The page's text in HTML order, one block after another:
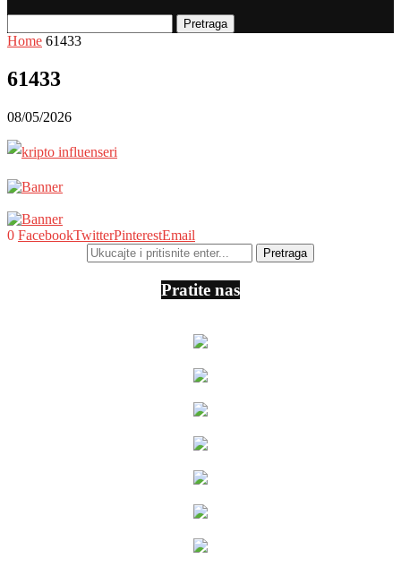
Pretraga
Home 61433
61433
08/05/2026
0 FacebookTwitterPinterestEmail
Pratite nas